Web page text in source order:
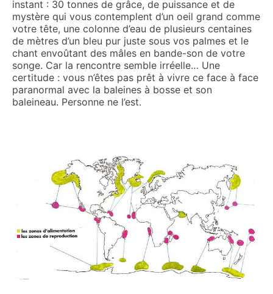
instant : 30 tonnes de grâce, de puissance et de
mystère qui vous contemplent d’un oeil grand comme
votre tête, une colonne d’eau de plusieurs centaines
de mètres d’un bleu pur juste sous vos palmes et le
chant envoûtant des mâles en bande-son de votre
songe. Car la rencontre semble irréelle… Une
certitude : vous n’êtes pas prêt à vivre ce face à face
paranormal avec la baleines à bosse et son
baleineau. Personne ne l’est.